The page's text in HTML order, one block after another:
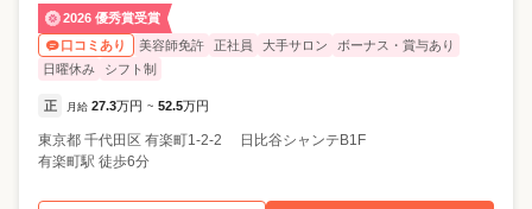
2026 優秀賞受賞
口コミあり
美容師免許 正社員 大手サロン
ボーナス・賞与あり
日曜休み
シフト制
正 月給 27.3万円 ~ 52.5万円
東京都 千代田区 有楽町1-2-2 日比谷シャンテB1F
有楽町駅 徒歩6分